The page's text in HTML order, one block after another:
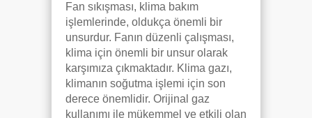
Fan sıkışması, klima bakım
işlemlerinde, oldukça önemli bir
unsurdur. Fanın düzenli çalışması,
klima için önemli bir unsur olarak
karşımıza çıkmaktadır. Klima gazı,
klimanın soğutma işlemi için son
derece önemlidir. Orijinal gaz
kullanımı ile mükemmel ve etkili olan